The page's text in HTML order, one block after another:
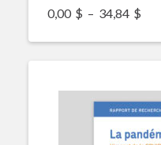
0,00 $ – 34,84 $